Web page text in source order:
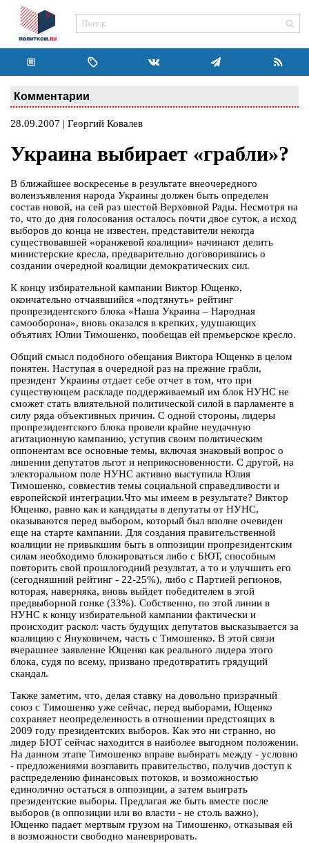
Комментарии
28.09.2007 | Георгий Ковалев
Украина выбирает «грабли»?
В ближайшее воскресенье в результате внеочередного
волеизъявления народа Украины должен быть определен
состав новой, на сей раз шестой Верховной Рады. Несмотря на
то, что до дня голосования осталось почти двое суток, а исход
выборов до конца не известен, представители некогда
существовавшей «оранжевой коалиции» начинают делить
министерские кресла, предварительно договорившись о
создании очередной коалиции демократических сил.
К концу избирательной кампании Виктор Ющенко,
окончательно отчаявшийся «подтянуть» рейтинг
пропрезидентского блока «Наша Украина – Народная
самооборона», вновь оказался в крепких, удушающих
объятиях Юлии Тимошенко, пообещав ей премьерское кресло.
Общий смысл подобного обещания Виктора Ющенко в целом
понятен. Наступая в очередной раз на прежние грабли,
президент Украины отдает себе отчет в том, что при
существующем раскладе поддерживаемый им блок НУНС не
сможет стать влиятельной политической силой в парламенте в
силу ряда объективных причин. С одной стороны, лидеры
пропрезидентского блока провели крайне неудачную
агитационную кампанию, уступив своим политическим
оппонентам все основные темы, включая знаковый вопрос о
лишении депутатов льгот и неприкосновенности. С другой, на
электоральном поле НУНС активно выступила Юлия
Тимошенко, совместив темы социальной справедливости и
европейской интеграции.Что мы имеем в результате? Виктор
Ющенко, равно как и кандидаты в депутаты от НУНС,
оказываются перед выбором, который был вполне очевиден
еще на старте кампании. Для создания правительственной
коалиции не привыкшим быть в оппозиции пропрезидентским
силам необходимо блокироваться либо с БЮТ, способным
повторить свой прошлогодний результат, а то и улучшить его
(сегодняшний рейтинг - 22-25%), либо с Партией регионов,
которая, наверняка, вновь выйдет победителем в этой
предвыборной гонке (33%). Собственно, по этой линии в
НУНС к концу избирательной кампании фактически и
происходит раскол: часть будущих депутатов высказывается за
коалицию с Януковичем, часть с Тимошенко. В этой связи
вчерашнее заявление Ющенко как реального лидера этого
блока, судя по всему, призвано предотвратить грядущий
скандал.
Также заметим, что, делая ставку на довольно призрачный
союз с Тимошенко уже сейчас, перед выборами, Ющенко
сохраняет неопределенность в отношении предстоящих в
2009 году президентских выборов. Как это ни странно, но
лидер БЮТ сейчас находится в наиболее выгодном положении.
На данном этапе Тимошенко вправе выбирать между - условно
- предложениями возглавить правительство, получив доступ к
распределению финансовых потоков, и возможностью
единолично остаться в оппозиции, а затем выиграть
президентские выборы. Предлагая же быть вместе после
выборов (в оппозиции или во власти - не столь важно),
Ющенко падает мертвым грузом на Тимошенко, отказывая ей
в возможности свободно маневрировать.